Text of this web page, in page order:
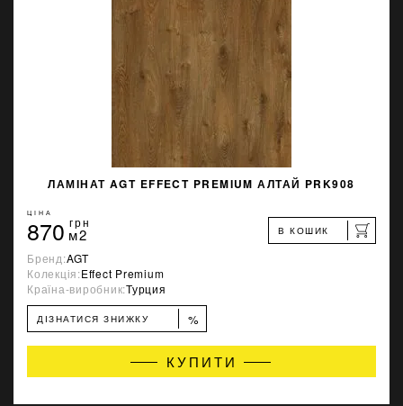
ЛАМІНАТ AGT EFFECT PREMIUM АЛТАЙ PRK908
ЦІНА
870 грн
м2 В КОШИК
Бренд:AGT
Колекція:Effect Premium
Країна-виробник:Турция
ДІЗНАТИСЯ ЗНИЖКУ %
КУПИТИ